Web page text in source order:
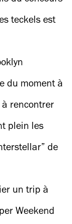
grands
teckels est
!
du moment à
rencontrer
leurs
plein les
de
pour une
un trip à
Weekend